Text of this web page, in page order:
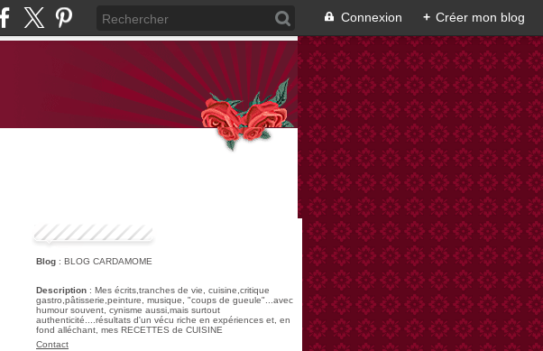
Connexion + Créer mon blog
Blog : BLOG CARDAMOME
Description : Mes écrits,tranches de vie, cuisine,critique
gastro,pâtisserie,peinture, musique, "coups de gueule"...avec
humour souvent, cynisme aussi,mais surtout
authenticité....résultats d'un vécu riche en expériences et, en
fond alléchant, mes RECETTES de CUISINE
Contact